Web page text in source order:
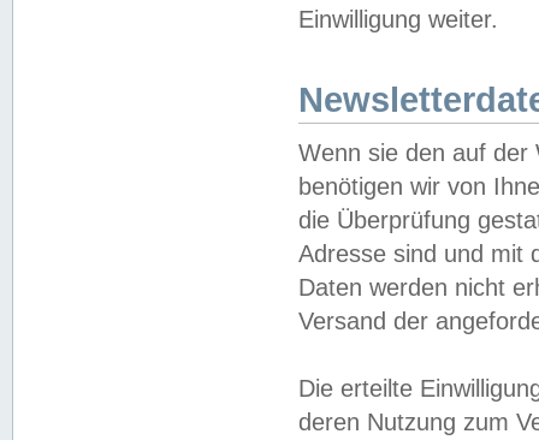
Einwilligung weiter.
Wenn sie den auf der
benötigen wir von
die Überprüfung
Adresse sind und mit
Daten werden nicht
Versand der
Die erteilte
deren Nutzung zum